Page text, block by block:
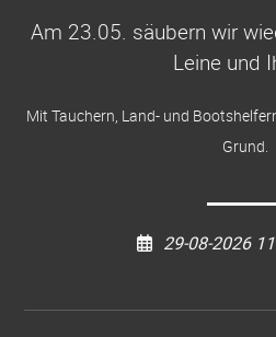
Am 23.05. säubern wir
Leine und
Mit Tauchern, Land- und
Grund.
29-08-2026